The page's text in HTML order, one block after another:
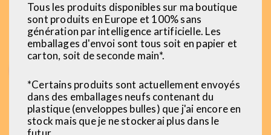
Tous les produits disponibles sur ma boutique
sont produits en Europe et 100% sans
génération par intelligence artificielle. Les
emballages d'envoi sont tous soit en papier et
carton, soit de seconde main*.
*Certains produits sont actuellement envoyés
dans des emballages neufs contenant du
plastique (enveloppes bulles) que j'ai encore en
stock mais que je ne stockerai plus dans le